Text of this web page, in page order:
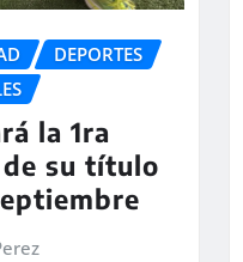
DEPORTES
la 1ra
su título